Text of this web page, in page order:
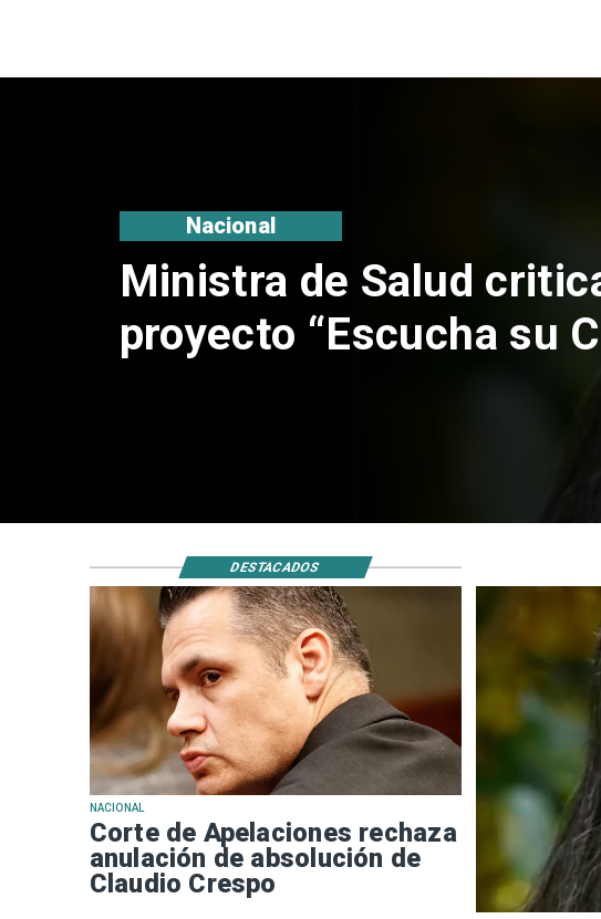
Corte de Apelaciones
anulación de
Nacional
NACIONAL
Corte de Apelaciones rechaza
anulación de absolución de
Claudio Crespo
DESTACADOS